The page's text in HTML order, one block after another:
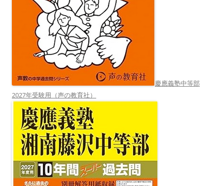
慶應義塾中等部
2027年受験用（声の教育社）